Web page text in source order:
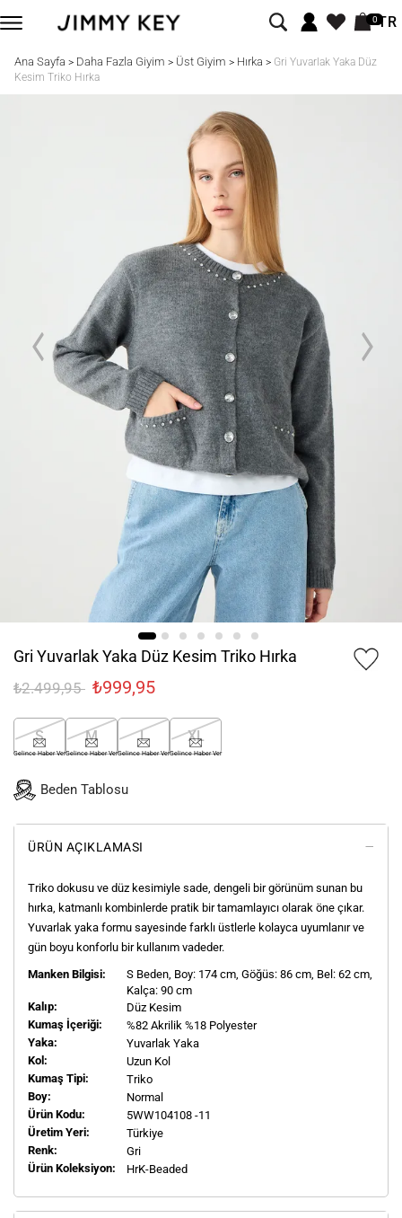
0TR
Ana Sayfa > Daha Fazla Giyim > Üst Giyim > Hırka > Gri Yuvarlak Yaka Düz
Kesim Triko Hırka
Gri Yuvarlak Yaka Düz Kesim Triko Hırka
₺2.499,95 ₺999,95
S
Gelince Haber Ver
M
Gelince Haber Ver
L
Gelince Haber Ver
XL
Gelince Haber Ver
Beden Tablosu
ÜRÜN AÇIKLAMASI
Triko dokusu ve düz kesimiyle sade, dengeli bir görünüm sunan bu
hırka, katmanlı kombinlerde pratik bir tamamlayıcı olarak öne çıkar.
Yuvarlak yaka formu sayesinde farklı üstlerle kolayca uyumlanır ve
gün boyu konforlu bir kullanım vadeder.
Manken Bilgisi:
S Beden, Boy: 174 cm, Göğüs: 86 cm, Bel: 62 cm,
Kalça: 90 cm
Kalıp:
Düz Kesim
Kumaş İçeriği:
%82 Akrilik %18 Polyester
Yaka:
Yuvarlak Yaka
Kol:
Uzun Kol
Kumaş Tipi:
Triko
Boy:
Normal
Ürün Kodu:
5WW104108 -11
Üretim Yeri:
Türkiye
Renk:
Gri
Ürün Koleksiyon:
HrK-Beaded